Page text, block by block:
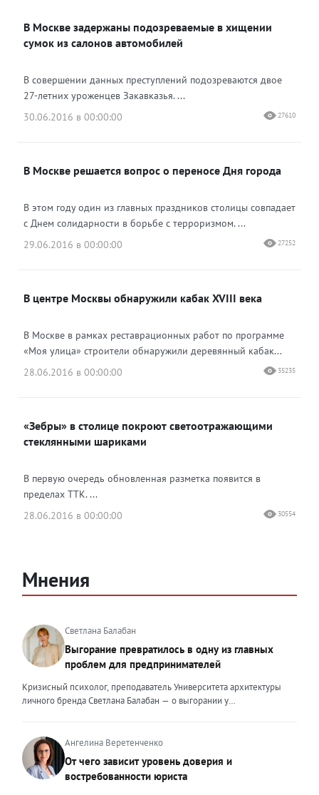
В Москве задержаны подозреваемые в хищении
сумок из салонов автомобилей
В совершении данных преступлений подозреваются двое
27-летних уроженцев Закавказья. ...
30.06.2016 в 00:00:00
27610
В Москве решается вопрос о переносе Дня города
В этом году один из главных праздников столицы совпадает
с Днем солидарности в борьбе с терроризмом. ...
29.06.2016 в 00:00:00
27252
В центре Москвы обнаружили кабак XVIII века
В Москве в рамках реставрационных работ по программе
«Моя улица» строители обнаружили деревянный кабак...
28.06.2016 в 00:00:00
35235
«Зебры» в столице покроют светоотражающими
стеклянными шариками
В первую очередь обновленная разметка появится в
пределах ТТК. ...
28.06.2016 в 00:00:00
30554
Мнения
Светлана Балабан
Выгорание превратилось в одну из главных
проблем для предпринимателей
Кризисный психолог, преподаватель Университета архитектуры
личного бренда Светлана Балабан — о выгорании у
проблемой, однако выгорание у предпринимателей заметно
отличается от выгорания у наёмных сотрудников. Наёмный
сотрудник может уйти на больничный или в отпуск, пожаловаться
на что-то начальству или сменить работу. Предприниматель — сам
Ангелина Веретенченко
От чего зависит уровень доверия и
востребованности юриста